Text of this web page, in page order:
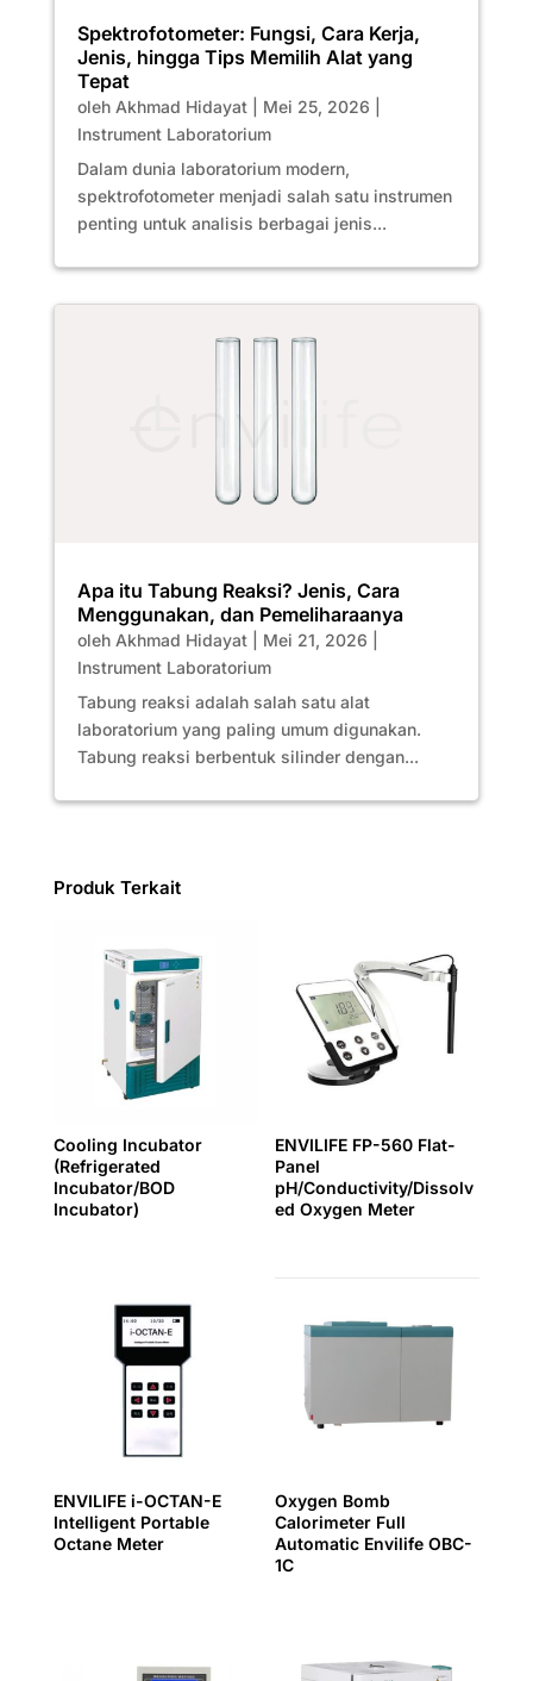
Spektrofotometer: Fungsi, Cara Kerja,
Jenis, hingga Tips Memilih Alat yang
Tepat
oleh Akhmad Hidayat| Mei 25, 2026
Instrument Laboratorium
Dalam dunia laboratorium modern,
spektrofotometer menjadi salah satu instrumen
penting untuk analisis berbagai jenis...
Apa itu Tabung Reaksi? Jenis, Cara
Menggunakan, dan Pemeliharaanya
oleh Akhmad Hidayat| Mei 21, 2026
Instrument Laboratorium
Tabung reaksi adalah salah satu alat
laboratorium yang paling umum digunakan.
Tabung reaksi berbentuk silinder dengan...
Produk Terkait
Cooling Incubator
(Refrigerated
Incubator/BOD
Incubator)
ENVILIFE FP-560 Flat-
Panel
pH/Conductivity/Dissolv
ed Oxygen Meter
ENVILIFE i-OCTAN-E
Intelligent Portable
Octane Meter
Oxygen Bomb
Calorimeter Full
Automatic Envilife OBC-
1C